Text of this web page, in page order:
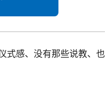
式感、没有那些说教、也